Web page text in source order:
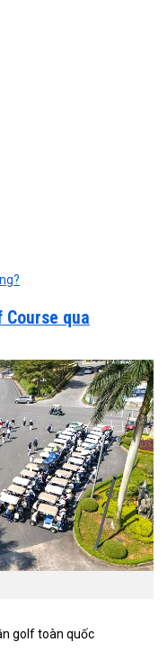
qua
golf toàn quốc